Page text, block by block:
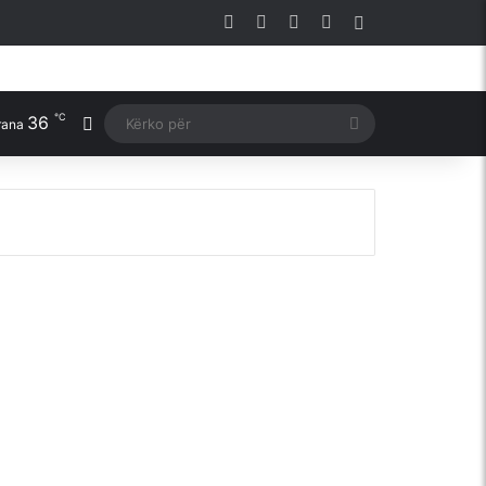
Facebook YouTubeInstagram
36 ℃ Switch skin
për